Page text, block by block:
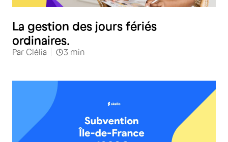
La gestion des jours fériés
ordinaires.
Par Clélia 3 min